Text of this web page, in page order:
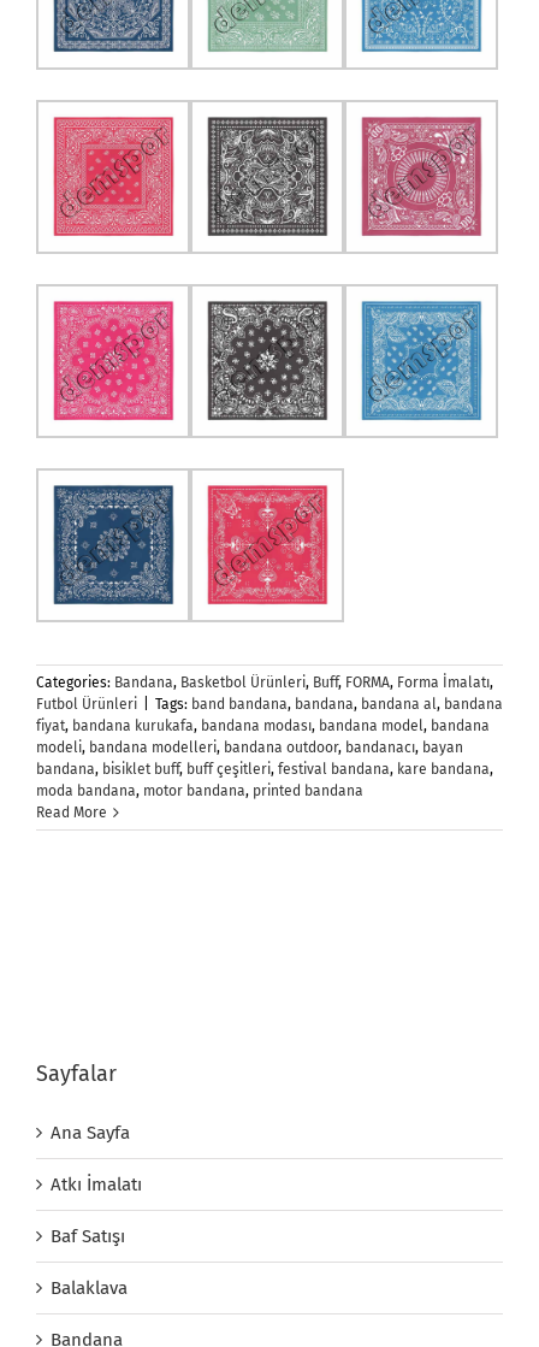
Categories: Bandana, Basketbol Ürünleri, Buff, FORMA, Forma İmalatı,
Futbol Ürünleri
Tags: band bandana, bandana, bandana al, bandana
fiyat, bandana kurukafa, bandana modası, bandana model, bandana
modeli, bandana modelleri, bandana outdoor, bandanacı, bayan
bandana, bisiklet buff, buff çeşitleri, festival bandana, kare bandana,
moda bandana, motor bandana, printed bandana
Read More
Sayfalar
Ana Sayfa
Atkı İmalatı
Baf Satışı
Balaklava
Bandana